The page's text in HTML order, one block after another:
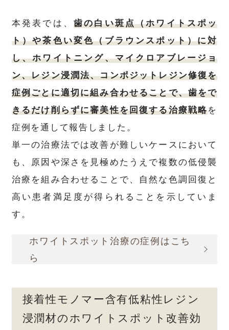
本発表では、歯の白い斑点（ホワイトスポッ
ト）や茶色い変色（ブラウンスポット）に対
し、ホワイトニング、マイクロアブレージョ
ン、レジン浸潤法、コンポジットレジン修復を
症例ごとに適切に組み合わせることで、歯をで
きるだけ削らずに審美性を回復する治療戦略を
症例を通して報告しました。
単一の治療法では改善が難しいケースにおいて
も、原因や深さを見極めたうえで複数の低侵襲
治療を組み合わせることで、自然な色調回復と
高い患者満足度が得られることを示していま
す。
ホワイトスポット治療の症例はこち
ら
接着性モノマー含有低粘性レジン
浸潤材のホワイトスポット改善効